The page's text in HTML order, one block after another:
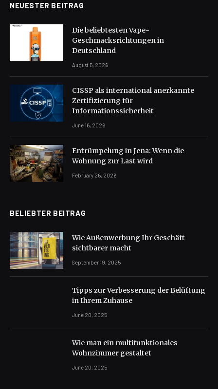
NEUESTER BEITRAG
Die beliebtesten Vape-
Geschmacksrichtungen in
Deutschland
August 5, 2026
CISSP als international anerkannte
Zertifizierung für
Informationssicherheit
June 16, 2026
Entrümpelung in Jena: Wenn die
Wohnung zur Last wird
February 26, 2026
BELIEBTER BEITRAG
Wie Außenwerbung Ihr Geschäft
sichtbarer macht
September 19, 2025
Tipps zur Verbesserung der Belüftung
in Ihrem Zuhause
June 20, 2025
Wie man ein multifunktionales
Wohnzimmer gestaltet
June 20, 2025